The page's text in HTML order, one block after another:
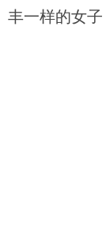
丰一样的女子